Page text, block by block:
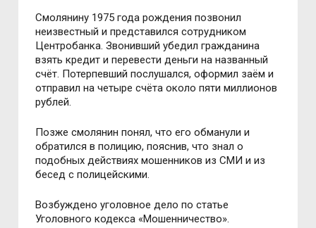
Смолянину 1975 года рождения позвонил
неизвестный и представился сотрудником
Центробанка. Звонивший убедил гражданина
взять кредит и перевести деньги на названный
счёт. Потерпевший послушался, оформил заём и
отправил на четыре счёта около пяти миллионов
рублей.
Позже смолянин понял, что его обманули и
обратился в полицию, пояснив, что знал о
подобных действиях мошенников из СМИ и из
бесед с полицейскими.
Возбуждено уголовное дело по статье
Уголовного кодекса «Мошенничество».